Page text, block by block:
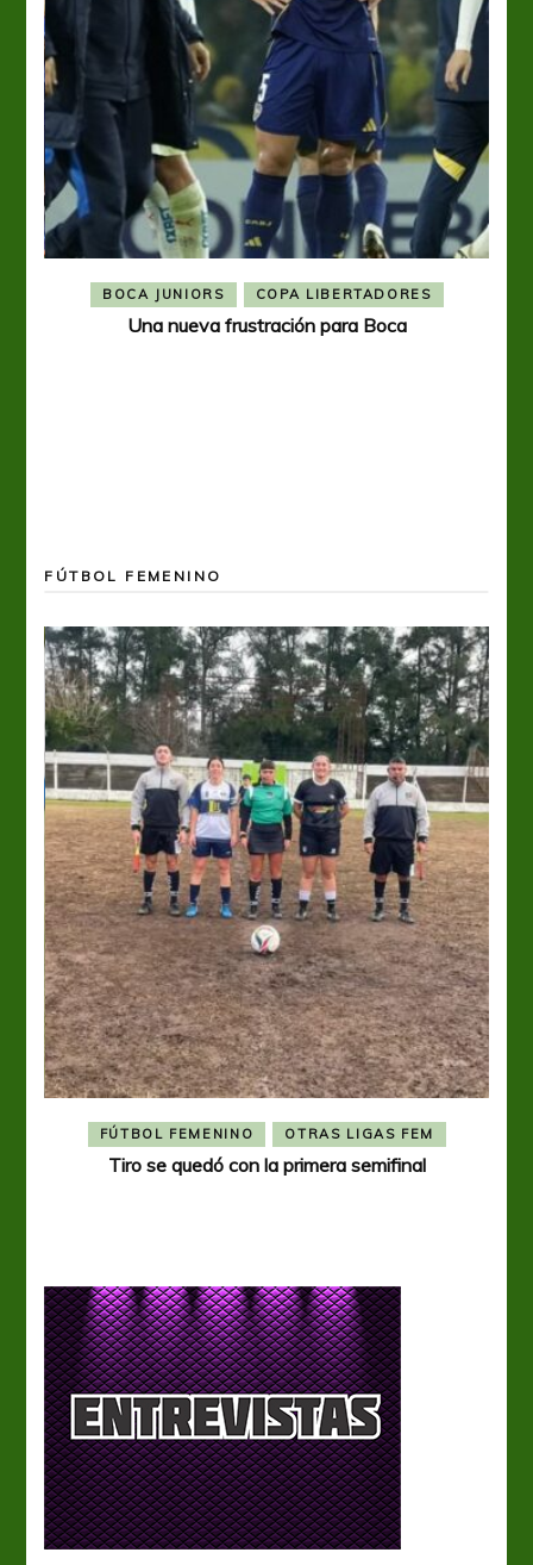
BOCA JUNIORS COPA LIBERTADORES
Una nueva frustración para Boca
FÚTBOL FEMENINO
FÚTBOL FEMENINO OTRAS LIGAS FEM
Tiro se quedó con la primera semifinal